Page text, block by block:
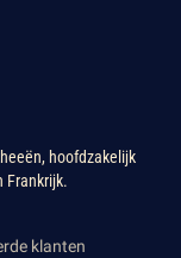
hoofdzakelijk
Frankrijk.
klanten